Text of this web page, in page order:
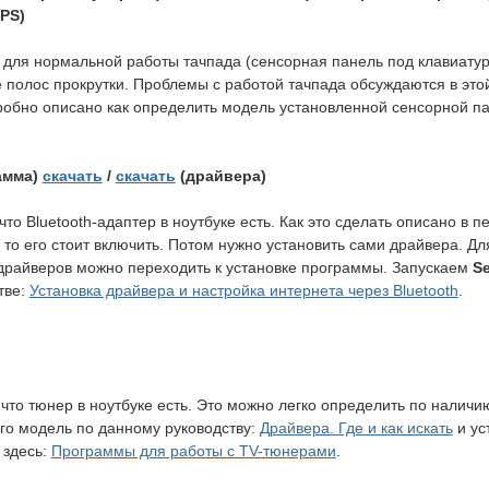
нормальной работы тачпада (сенсорная панель под
прокрутки. Проблемы с работой тачпада обсуждаются в
описано как определить модель установленной сенсорной
скачать / скачать (драйвера)
Bluetooth-адаптер в ноутбуке есть. Как это сделать описано
его стоит включить. Потом нужно установить сами драйвера.
можно переходить к установке программы. Запускаем
Установка драйвера и настройка интернета через Bluetooth
тюнер в ноутбуке есть. Это можно легко определить по
модель по данному руководству: Драйвера. Где и как искатьи
Программы для работы с TV-тюнерами